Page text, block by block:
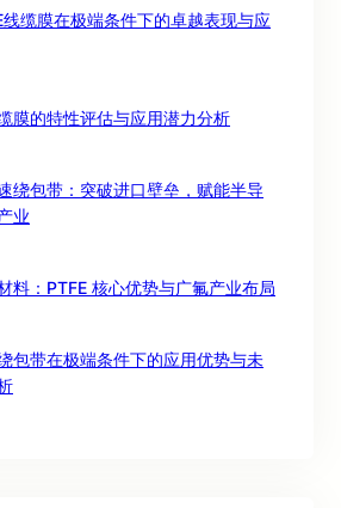
缆膜在极端条件下的卓越表现与应
膜的特性评估与应用潜力分析
绕包带：突破进口壁垒，赋能半导
业
料：PTFE 核心优势与广氟产业布局
包带在极端条件下的应用优势与未